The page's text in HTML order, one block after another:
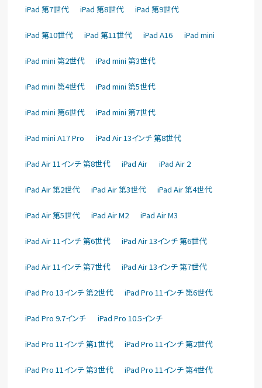
iPad 第7世代 iPad 第8世代 iPad 第9世代
iPad 第10世代 iPad 第11世代 iPad A16 iPad mini
iPad mini 第2世代 iPad mini 第3世代
iPad mini 第4世代 iPad mini 第5世代
iPad mini 第6世代 iPad mini 第7世代
iPad mini A17 Pro iPad Air 13インチ 第8世代
iPad Air 11インチ 第8世代 iPad Air iPad Air 2
iPad Air 第2世代 iPad Air 第3世代 iPad Air 第4世代
iPad Air 第5世代 iPad Air M2 iPad Air M3
iPad Air 11インチ 第6世代 iPad Air 13インチ 第6世代
iPad Air 11インチ 第7世代 iPad Air 13インチ 第7世代
iPad Pro 13インチ 第2世代 iPad Pro 11インチ 第6世代
iPad Pro 9.7インチ iPad Pro 10.5インチ
iPad Pro 11インチ 第1世代 iPad Pro 11インチ 第2世代
iPad Pro 11インチ 第3世代 iPad Pro 11インチ 第4世代